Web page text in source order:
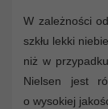
W zależności
szkłu lekki
niż w
Nielsen jest
o wysokiej